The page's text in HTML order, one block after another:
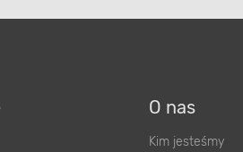
Przez ten wyłącznik może
O nas
Kim jesteśmy